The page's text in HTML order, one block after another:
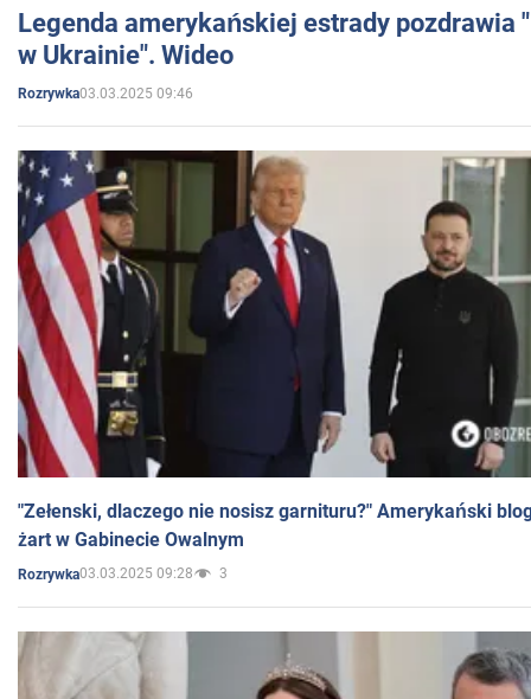
Legenda amerykańskiej estrady pozdrawia
w Ukrainie". Wideo
Rozrywka03.03.2025 09:46
"Zełenski, dlaczego nie nosisz garnituru?" Amerykański
żart w Gabinecie Owalnym
Rozrywka03.03.2025 09:28 3